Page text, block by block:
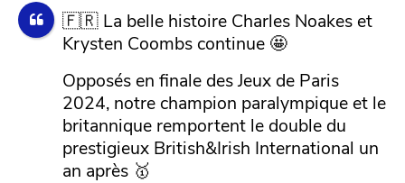
🇫🇷 La belle histoire Charles Noakes et
Krysten Coombs continue 🤩
Opposés en finale des Jeux de Paris
2024, notre champion paralympique et le
britannique remportent le double du
prestigieux British&Irish International un
an après 🥇